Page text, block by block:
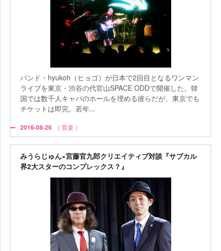
バンド・hyukoh（ヒョゴ）が日本で2回目となるワンマン
ライブを東京・渋谷の代官山SPACE ODDで開催した。韓
国では数千人キャパのホールを埋める彼らだが、東京でも
チケットは即完。若年...
2016-08-26 ｜音楽｜
みうらじゅん×宮藤官九郎クリエイティブ対談『サブカル
界2大スターのコンプレックス？』